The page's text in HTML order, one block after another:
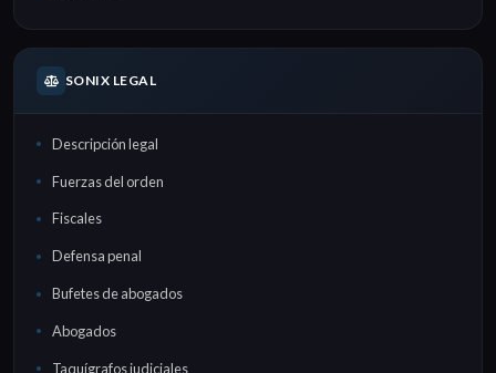
SONIX LEGAL
Descripción legal
Fuerzas del orden
Fiscales
Defensa penal
Bufetes de abogados
Abogados
Taquígrafos judiciales